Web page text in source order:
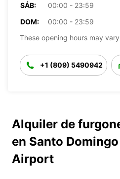
SÁB:
00:00 - 23:59
DOM:
00:00 - 23:59
These opening hours may
+1 (809) 5490942
Alquiler de
en Santo
Airport